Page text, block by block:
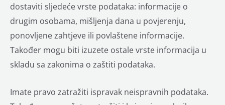
dostaviti sljedeće vrste podataka: informacije o
drugim osobama, mišljenja dana u povjerenju,
ponovljene zahtjeve ili povlaštene informacije.
Također mogu biti izuzete ostale vrste informacija u
skladu sa zakonima o zaštiti podataka.
Imate pravo zatražiti ispravak neispravnih podataka.